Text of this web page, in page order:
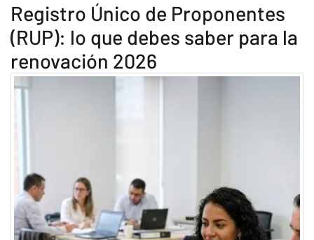
Registro Único de Proponentes
(RUP): lo que debes saber para la
renovación 2026